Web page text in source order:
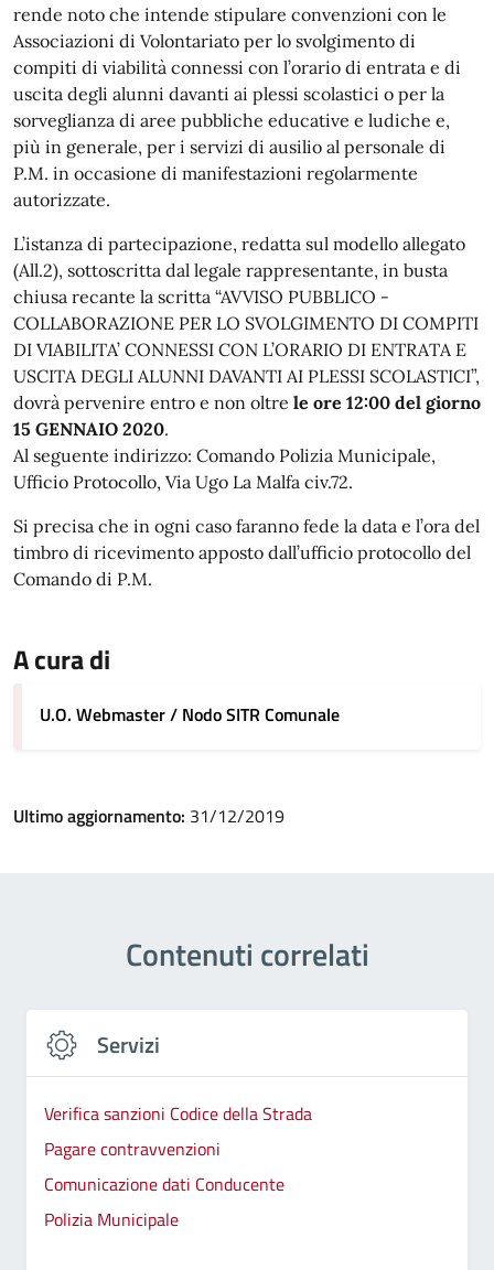
rende noto che intende stipulare convenzioni con le
Associazioni di Volontariato per lo svolgimento di
compiti di viabilità connessi con l’orario di entrata e di
uscita degli alunni davanti ai plessi scolastici o per la
sorveglianza di aree pubbliche educative e ludiche e,
più in generale, per i servizi di ausilio al personale di
P.M. in occasione di manifestazioni regolarmente
autorizzate.
L’istanza di partecipazione, redatta sul modello allegato
(All.2), sottoscritta dal legale rappresentante, in busta
chiusa recante la scritta “AVVISO PUBBLICO -
COLLABORAZIONE PER LO SVOLGIMENTO DI COMPITI
DI VIABILITA’ CONNESSI CON L’ORARIO DI ENTRATA E
USCITA DEGLI ALUNNI DAVANTI AI PLESSI SCOLASTICI”,
dovrà pervenire entro e non oltre le ore 12:00 del giorno
15 GENNAIO 2020.
Al seguente indirizzo: Comando Polizia Municipale,
Ufficio Protocollo, Via Ugo La Malfa civ.72.
Si precisa che in ogni caso faranno fede la data e l’ora del
timbro di ricevimento apposto dall’ufficio protocollo del
Comando di P.M.
A cura di
U.O. Webmaster / Nodo SITR Comunale
Ultimo aggiornamento: 31/12/2019
Contenuti correlati
Servizi
Verifica sanzioni Codice della Strada
Pagare contravvenzioni
Comunicazione dati Conducente
Polizia Municipale